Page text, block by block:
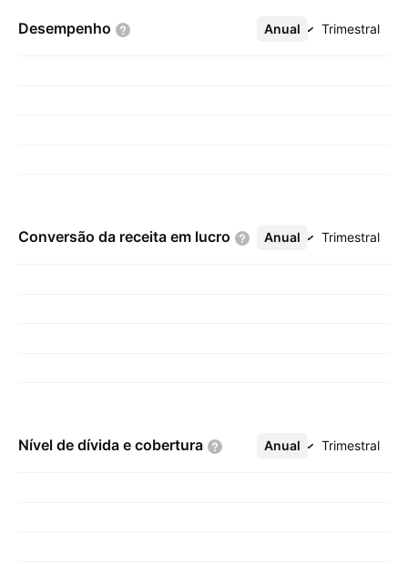
Desempenho Anual Trimestral
Mais
Conversão da receita em lucro Anual Trimestral
Mais
Nível de dívida e cobertura Anual Trimestral
Mais